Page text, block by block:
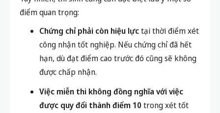
điểm quan trọng:
Chứng chỉ phải còn hiệu lựctại thời điểm xét
công nhận tốt nghiệp. Nếu chứng chỉ đã hết
hạn, dù đạt điểm cao trước đó cũng sẽ không
được chấp nhận.
Việc miễn thi không đồng nghĩa với việc
được quy đổi thành điểm 10trong xét tốt